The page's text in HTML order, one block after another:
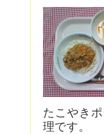
たこやき
理です。